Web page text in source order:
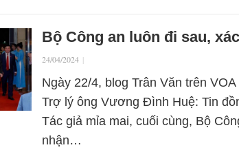
Bộ Công an luôn đi sau,
24/04/2024 |
Ngày 22/4, blog Trân Văn trên
Trợ lý ông Vương Đình Huệ: Tin
Tác giả mỉa mai, cuối cùng, Bộ
nhận…